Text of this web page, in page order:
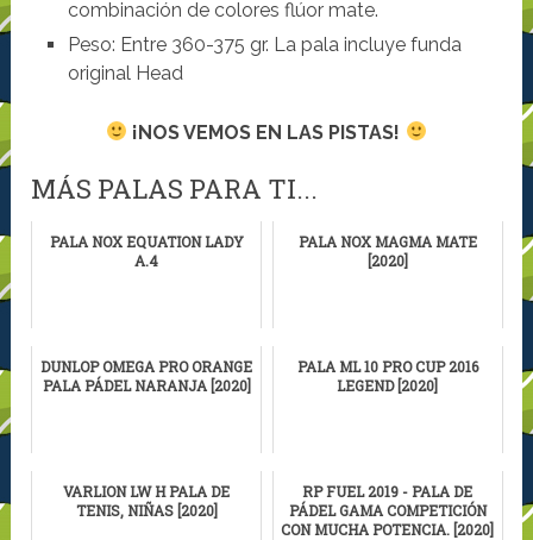
combinación de colores flúor mate.
Peso: Entre 360-375 gr. La pala incluye funda
original Head
¡NOS VEMOS EN LAS PISTAS!
MÁS PALAS PARA TI...
PALA NOX EQUATION LADY
A.4
PALA NOX MAGMA MATE
[2020]
DUNLOP OMEGA PRO ORANGE
PALA PÁDEL NARANJA [2020]
PALA ML 10 PRO CUP 2016
LEGEND [2020]
VARLION LW H PALA DE
TENIS, NIÑAS [2020]
RP FUEL 2019 - PALA DE
PÁDEL GAMA COMPETICIÓN
CON MUCHA POTENCIA. [2020]